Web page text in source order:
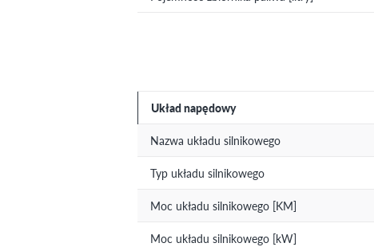
Układ napędowy
Nazwa układu silnikowego
Typ układu silnikowego
Moc układu silnikowego [KM]
Moc układu silnikowego [kW]